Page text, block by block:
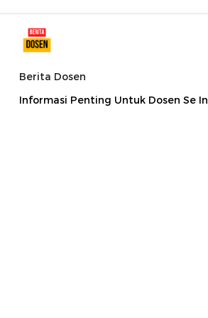
Berita Dosen
Informasi Penting Untuk Dosen Se